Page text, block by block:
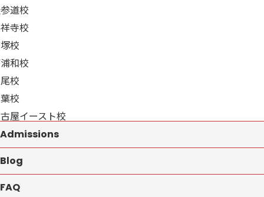
道校
寺校
校
和校
校
校
屋イースト校
Admissions
Blog
FAQ